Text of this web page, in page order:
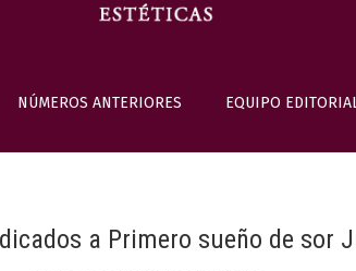
NÚMEROS ANTERIORES EQUIPO
a Primero sueño de sor